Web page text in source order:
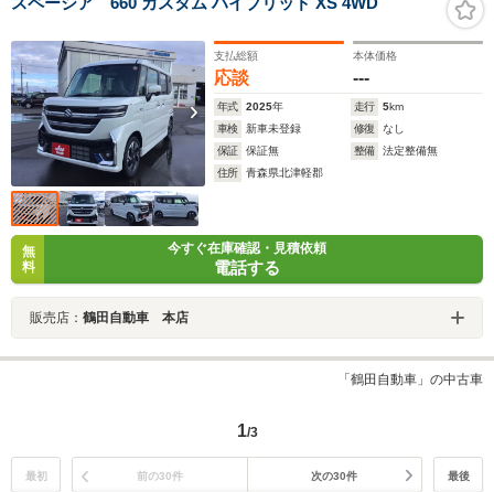
支払総額
応談
本体価格
---
年式 2025年 走行 5km
車検
新車未登録 修復
なし
保証
保証無 整備
法定整備無
住所
青森県北津軽郡
無
料
今すぐ在庫確認・見積依頼
電話する
販売店： 鶴田自動車 本店
「鶴田自動車」の中古車
1/3
最初 前の30件 次の30件 最後